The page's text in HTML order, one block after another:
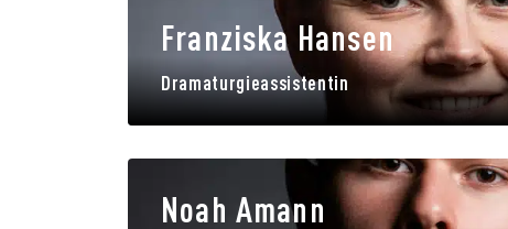
Franziska Hansen
Dramaturgieassistentin
Noah Amann